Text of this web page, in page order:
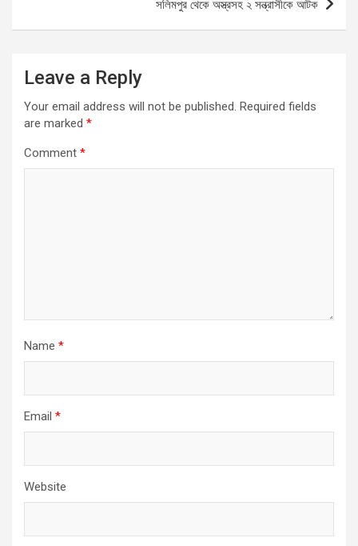
সলিমপুর থেকে অস্ত্রসহ ২ সন্ত্রাসীকে আটক
Leave a Reply
Your email address will not be published. Required fields
are marked *
Comment *
Name *
Email *
Website